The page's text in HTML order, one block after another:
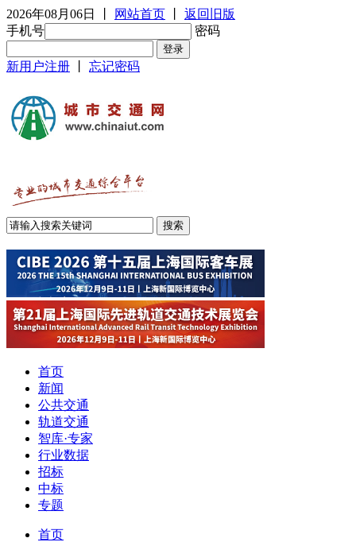
2026年08月06日 网站首页
返回旧版
手机号
密码
新用户注册 忘记密码
首页
新闻
公共交通
轨道交通
智库·专家
行业数据
招标
中标
专题
首页